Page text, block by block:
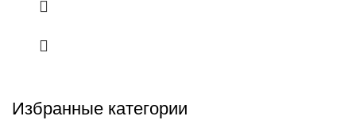
Избранные категории